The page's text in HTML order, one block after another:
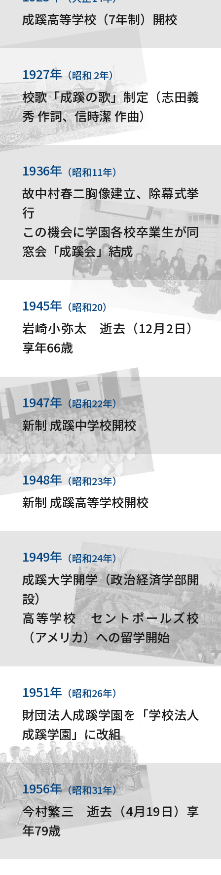
成蹊高等学校（7年制）開校
1927年（昭和 2年）
校歌「成蹊の歌」制定（志田義
秀 作詞、信時潔 作曲）
1936年 （昭和11年）
故中村春二胸像建立、除幕式挙
行
この機会に学園各校卒業生が同
窓会「成蹊会」結成
1945年 （昭和20）
岩崎小弥太 逝去（12月2日）
享年66歳
1947年 （昭和22年）
新制 成蹊中学校開校
1948年 （昭和23年）
新制 成蹊高等学校開校
1949年 （昭和24年）
成蹊大学開学（政治経済学部開
設）
高等学校 セントポールズ校
（アメリカ）への留学開始
1951年 （昭和26年）
財団法人成蹊学園を「学校法人
成蹊学園」に改組
1956年（昭和31年）
今村繁三 逝去（4月19日）享
年79歳